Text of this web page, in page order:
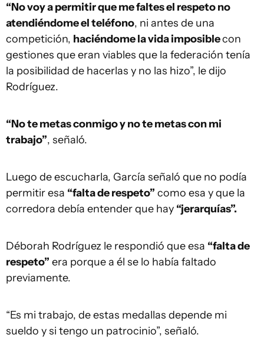
“No voy a permitir que me faltes el respeto no
atendiéndome el teléfono, ni antes de una
competición, haciéndome la vida imposiblecon
gestiones que eran viables que la federación tenía
la posibilidad de hacerlas y no las hizo”, le dijo
Rodríguez.
“No te metas conmigo y no te metas con mi
trabajo”, señaló.
Luego de escucharla, García señaló que no podía
permitir esa “falta de respeto” como esa y que la
corredora debía entender que hay “jerarquías”.
Déborah Rodríguez le respondió que esa “falta de
respeto” era porque a él se lo había faltado
previamente.
“Es mi trabajo, de estas medallas depende mi
sueldo y si tengo un patrocinio”, señaló.